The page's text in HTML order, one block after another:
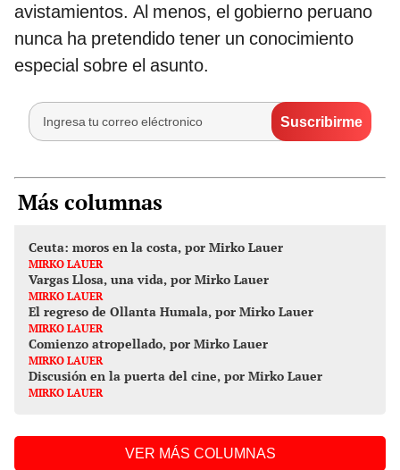
avistamientos. Al menos, el gobierno peruano
nunca ha pretendido tener un conocimiento
especial sobre el asunto.
Más columnas
Ceuta: moros en la costa, por Mirko Lauer
MIRKO LAUER
Vargas Llosa, una vida, por Mirko Lauer
MIRKO LAUER
El regreso de Ollanta Humala, por Mirko Lauer
MIRKO LAUER
Comienzo atropellado, por Mirko Lauer
MIRKO LAUER
Discusión en la puerta del cine, por Mirko Lauer
MIRKO LAUER
VER MÁS COLUMNAS